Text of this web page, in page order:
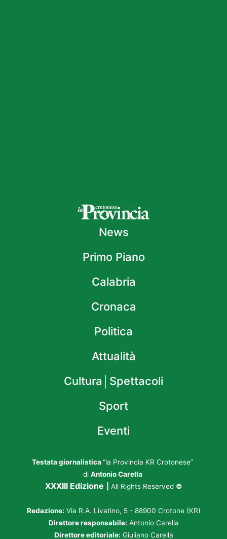
News
Primo Piano
Calabria
Cronaca
Politica
Attualità
Cultura│Spettacoli
Sport
Eventi
Testata giornalistica “la Provincia KR Crotonese”
di Antonio Carella
XXXIII Edizione All Rights Reserved ©
Redazione: Via R.A. Livatino, 5 - 88900 Crotone (KR)
Direttore responsabile: Antonio Carella
Direttore editoriale: Giuliano Carella